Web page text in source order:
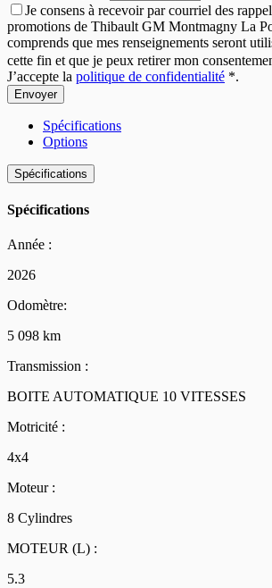
Je consens à recevoir par courriel des
promotions de Thibault GM Montmagny La
comprends que mes renseignements seront
cette fin et que je peux retirer mon
J’accepte la politique de confidentialité *.
Spécifications
Options
Spécifications
Spécifications
Année :
2026
Odomètre:
5 098 km
Transmission :
BOITE AUTOMATIQUE 10 VITESSES
Motricité :
4x4
Moteur :
8 Cylindres
MOTEUR (L) :
5.3